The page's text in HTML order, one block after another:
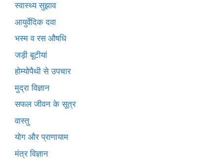
स्वास्थ्य सुझाव
आयुर्वेदिक दवा
भस्म व रस औषधि
जड़ी बूटीयां
होम्योपैथी से उपचार
मुद्रा विज्ञान
सफल जीवन के सूत्र
वास्तु
योग और प्राणायाम
मंत्र विज्ञान